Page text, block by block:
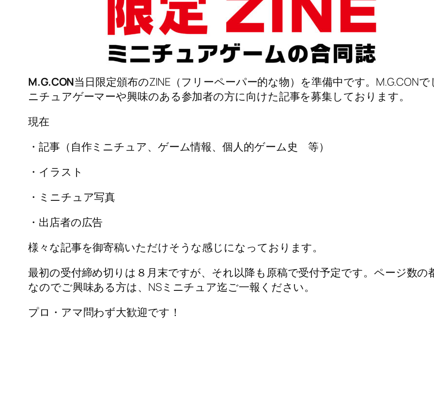
M.G.CON当日限定頒布のZINE（フリーペーパー的な物）を準備中です。M.G.CON
ニチュアゲーマーや興味のある参加者の方に向けた記事を募集しております。
現在
・記事（自作ミニチュア、ゲーム情報、個人的ゲーム史 等）
・イラスト
・ミニチュア写真
・出店者の広告
様々な記事を御寄稿いただけそうな感じになっております。
最初の受付締め切りは８月末ですが、それ以降も原稿で受付予定です。ページ数
なのでご興味ある方は、NSミニチュア迄ご一報ください。
プロ・アマ問わず大歓迎です！